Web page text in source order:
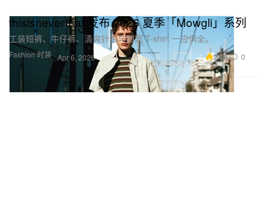
Fashion 时装
thisisneverthat 发布 2026 夏季「Mowgli」系列
工装短裤、牛仔裤、清爽针织与图案 T-shirt 一应俱全。
Apr 6, 2026 2.0K 0